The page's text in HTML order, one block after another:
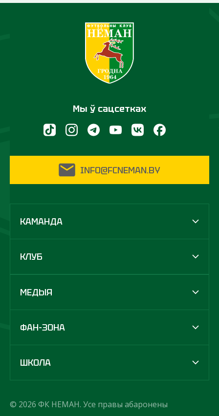
Мы ў сацсетках
INFO@FCNEMAN.BY
КАМАНДА
КЛУБ
МЕДЫЯ
ФАН-ЗОНА
ШКОЛА
© 2026 ФК НЕМАН. Усе правы абаронены